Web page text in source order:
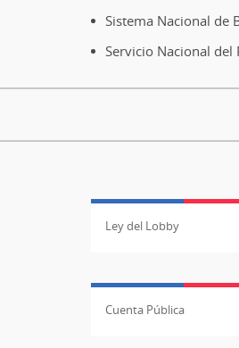
Sistema Nacional de
Servicio Nacional
Ley del Lobby
Cuenta Pública